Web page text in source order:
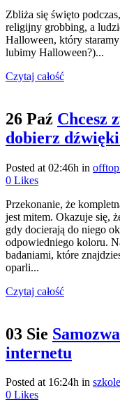
Zbliża się święto
religijny grobbing, a
Halloween, który
lubimy Halloween?)...
Czytaj całość
26 Paź Chcesz
dobierz
Posted at 02:46h in
0 Likes
Przekonanie, że
jest mitem. Okazuje się,
gdy docierają do niego
odpowiedniego koloru.
badaniami, które
oparli...
Czytaj całość
03 Sie
internetu
Posted at 16:24h in
0 Likes